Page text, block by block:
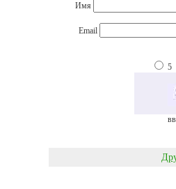
Имя
Email
5